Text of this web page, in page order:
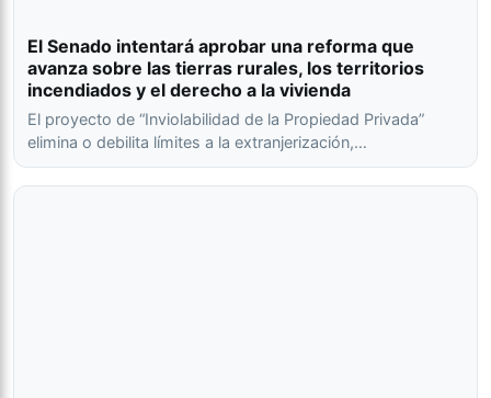
El Senado intentará aprobar una reforma que
avanza sobre las tierras rurales, los territorios
incendiados y el derecho a la vivienda
El proyecto de “Inviolabilidad de la Propiedad Privada”
elimina o debilita límites a la extranjerización,…